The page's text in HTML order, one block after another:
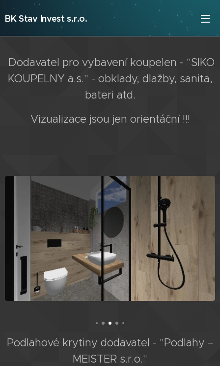
BK Stav Invest s.r.o.
Dodavatel pro vybavení koupelen - "SIKO
KOUPELNY a.s." - obklady, dlažby, sanita,
bateri atd.
Vizualizace jsou jen orientáční !!!
Podlahové krytiny dodavatel - "Podlahy –
MEISTER s.r.o."